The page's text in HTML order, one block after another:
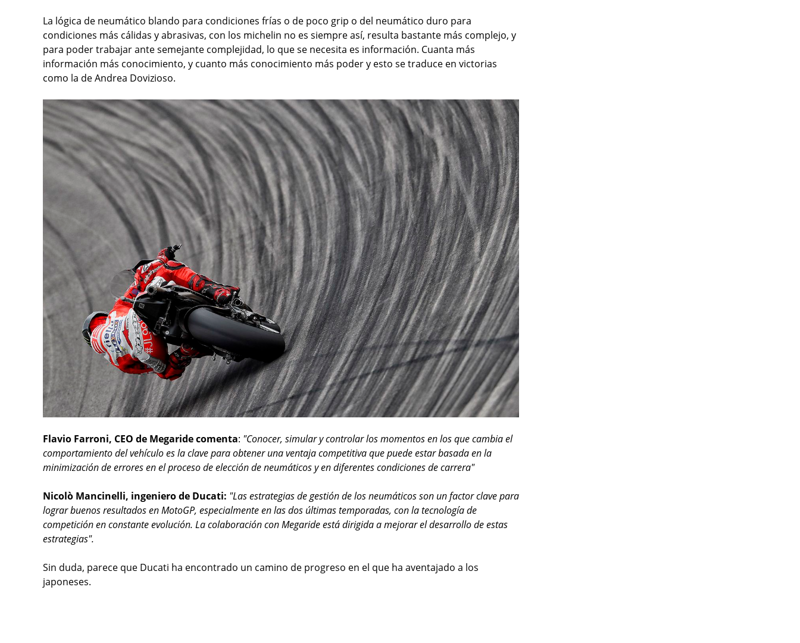
La lógica de neumático blando para condiciones frías o de poco grip o del neumático duro para
condiciones más cálidas y abrasivas, con los michelin no es siempre así, resulta bastante más complejo, y
para poder trabajar ante semejante complejidad, lo que se necesita es información. Cuanta más
información más conocimiento, y cuanto más conocimiento más poder y esto se traduce en victorias
como la de Andrea Dovizioso.
Flavio Farroni, CEO de Megaride comenta: "Conocer, simular y controlar los momentos en los que cambia el
comportamiento del vehículo es la clave para obtener una ventaja competitiva que puede estar basada en la
minimización de errores en el proceso de elección de neumáticos y en diferentes condiciones de carrera"
Nicolò Mancinelli, ingeniero de Ducati: "Las estrategias de gestión de los neumáticos son un factor clave para
lograr buenos resultados en MotoGP, especialmente en las dos últimas temporadas, con la tecnología de
competición en constante evolución. La colaboración con Megaride está dirigida a mejorar el desarrollo de estas
estrategias".
Sin duda, parece que Ducati ha encontrado un camino de progreso en el que ha aventajado a los
japoneses.